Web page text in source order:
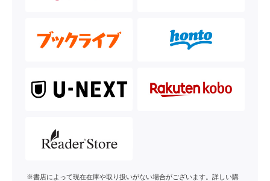
※書店によって現在在庫や取り扱いがない場合がございます。詳しい購